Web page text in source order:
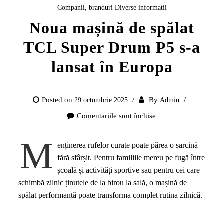
Companii, branduri Diverse informatii
Noua mașină de spălat
TCL Super Drum P5 s-a
lansat în Europa
Posted on 29 octombrie 2025 By Admin
Comentariile sunt închise
mașină
Super
M
enținerea rufelor curate poate părea o sarcină
fără sfârșit. Pentru familiile mereu pe fugă între
școală și activități sportive sau pentru cei care
schimbă zilnic ținutele de la birou la sală, o mașină de
spălat performantă poate transforma complet rutina zilnică.